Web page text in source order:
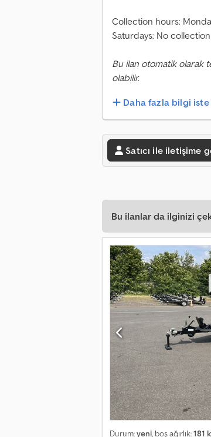
Collection hours:
Saturdays: No
Bu ilan otomatik olarak
olabilir.
Daha fazla bilgi iste
Satıcı ile iletişime
Bu ilanlar da ilginizi
Durum:yeni, boş ağırlık:181